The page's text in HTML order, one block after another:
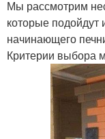
Мы рассмотрим
которые
начинающего
Критерии выбора